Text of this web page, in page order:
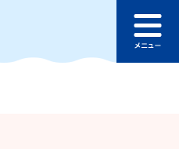
の本文へ
ュ